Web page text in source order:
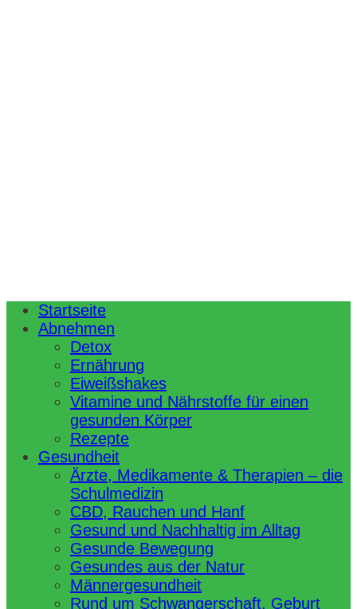
Startseite
Abnehmen
Detox
Ernährung
Eiweißshakes
Vitamine und Nährstoffe für einen
gesunden Körper
Rezepte
Gesundheit
Ärzte, Medikamente & Therapien – die
Schulmedizin
CBD, Rauchen und Hanf
Gesund und Nachhaltig im Alltag
Gesunde Bewegung
Gesundes aus der Natur
Männergesundheit
Rund um Schwangerschaft, Geburt